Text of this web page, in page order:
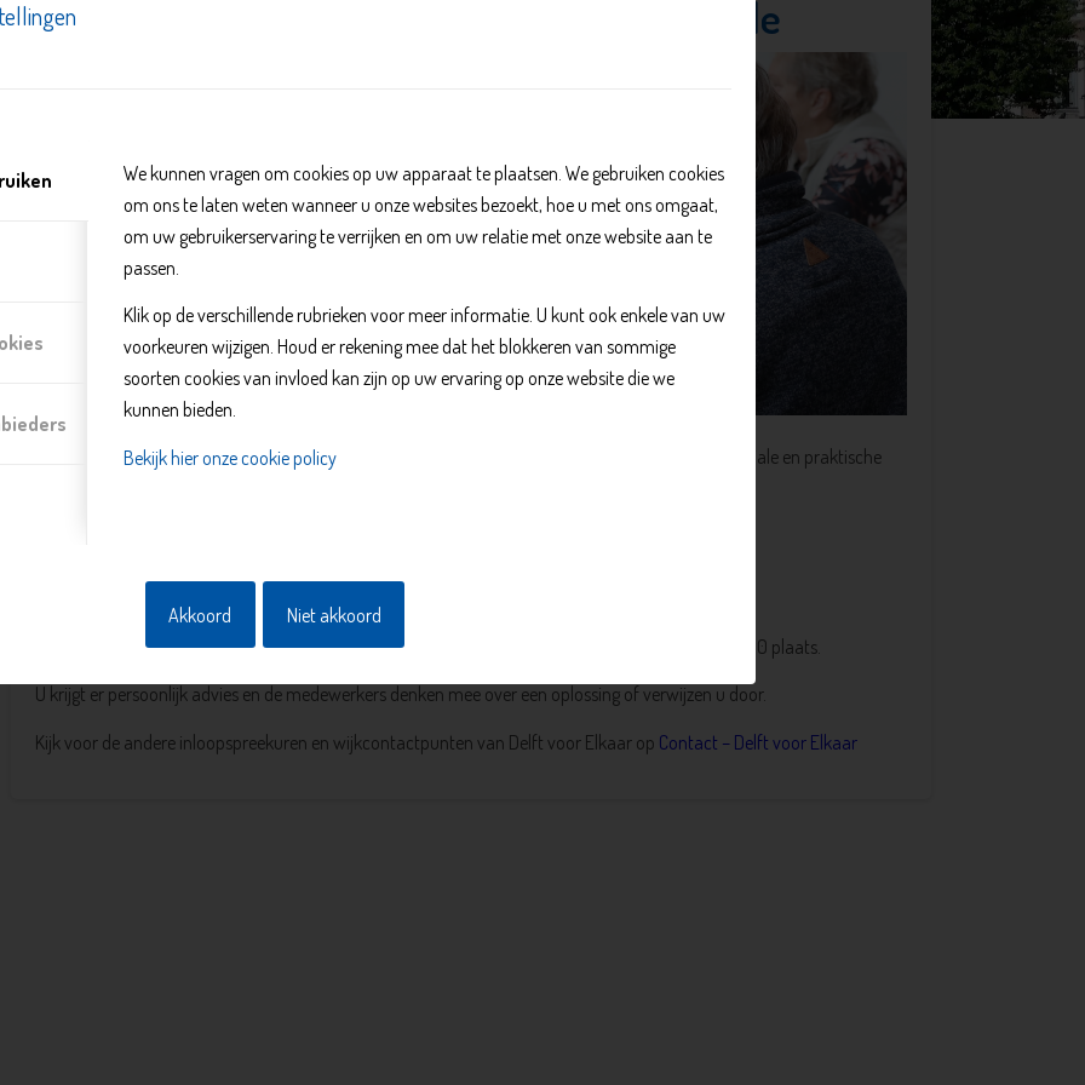
We kunnen vragen om cookies op uw apparaat te plaatsen. We gebruiken cookies
om ons te laten weten wanneer u onze websites bezoekt, hoe u met ons omgaat,
om uw gebruikerservaring te verrijken en om uw relatie met onze website aan te
passen.
Klik op de verschillende rubrieken voor meer informatie. U kunt ook enkele van uw
voorkeuren wijzigen. Houd er rekening mee dat het blokkeren van sommige
soorten cookies van invloed kan zijn op uw ervaring op onze website die we
kunnen bieden.
Bekijk hier onze cookie policy
Akkoord Niet akkoord
Inloopspreekuur Ouderenwerker de Prelude
Bij de wijkcontactpunten en inloopspreekuren van Delft voor Elkaar kunt u terecht met allerlei sociale en praktische
In Woonzorgcentrum De Prelude, Chopinlaan 9, vinden de spreekuren elke dinsdag van 13.00 – 14.30 plaats.
U krijgt er persoonlijk advies en de medewerkers denken mee over een oplossing of verwijzen u door.
Kijk voor de andere inloopspreekuren en wijkcontactpunten van Delft voor Elkaar op Contact – Delft voor Elkaar